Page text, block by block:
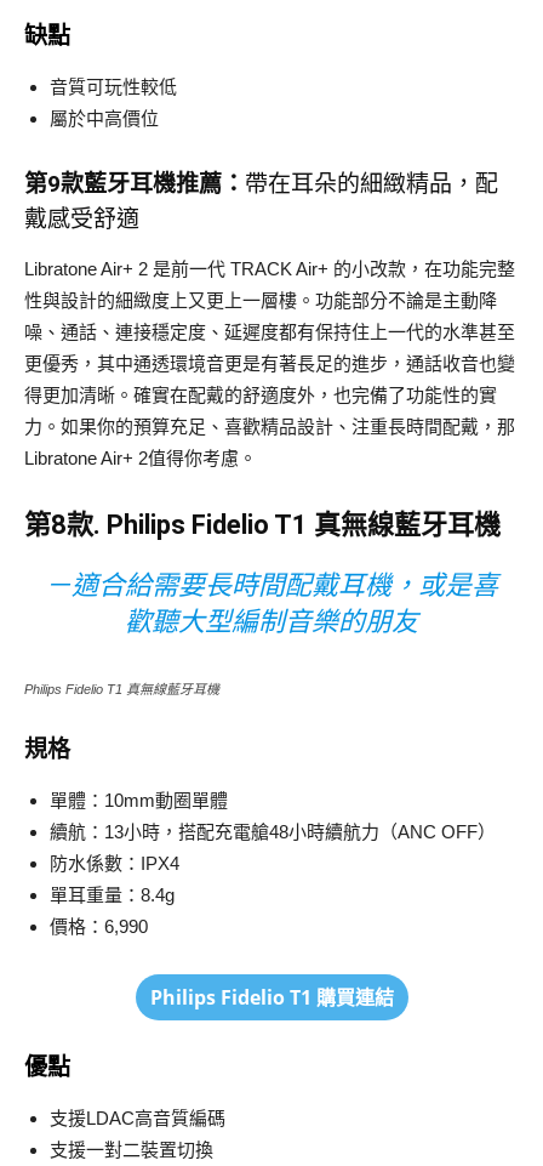
缺點
音質可玩性較低
屬於中高價位
第9款藍牙耳機推薦： 帶在耳朵的細緻精品，配
戴感受舒適
Libratone Air+ 2 是前一代 TRACK Air+ 的小改款，在功能完整
性與設計的細緻度上又更上一層樓。功能部分不論是主動降
噪、通話、連接穩定度、延遲度都有保持住上一代的水準甚至
更優秀，其中通透環境音更是有著長足的進步，通話收音也變
得更加清晰。確實在配戴的舒適度外，也完備了功能性的實
力。如果你的預算充足、喜歡精品設計、注重長時間配戴，那
Libratone Air+ 2值得你考慮。
第8款. Philips Fidelio T1 真無線藍牙耳機
－適合給需要長時間配戴耳機，或是喜
歡聽大型編制音樂的朋友
Philips Fidelio T1 真無線藍牙耳機
規格
單體：10mm動圈單體
續航：13小時，搭配充電艙48小時續航力（ANC OFF）
防水係數：IPX4
單耳重量：8.4g
價格：6,990
Philips Fidelio T1 購買連結
優點
支援LDAC高音質編碼
支援一對二裝置切換